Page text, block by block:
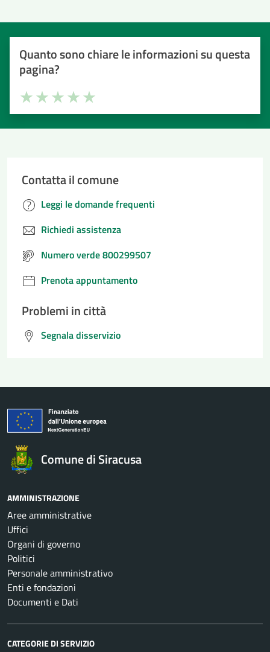
Quanto sono chiare le informazioni su questa
pagina?
Valuta la chiarezza delle informazioni (da 1 a 5 stelle)
Seleziona il numero di stelle per valutare la chiarezza delle
Valuta 5 stelle su 5
Valuta 4 stelle su 5
Valuta 3 stelle su 5
Valuta 2 stelle su 5
Valuta 1 stelle su 5
Contatta il comune
Leggi le domande frequenti
Richiedi assistenza
Numero verde 800299507
Prenota appuntamento
Problemi in città
Segnala disservizio
Comune di Siracusa
AMMINISTRAZIONE
Aree amministrative
Uffici
Organi di governo
Politici
Personale amministrativo
Enti e fondazioni
Documenti e Dati
CATEGORIE DI SERVIZIO